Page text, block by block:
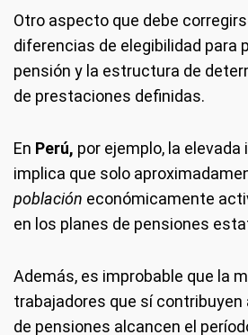
Otro aspecto que debe
diferencias de elegibilidad para
pensión y la estructura de
de prestaciones definidas.
En Perú, por ejemplo, la elevada
implica que solo
población económicamente
en los planes de pensiones
Además, es improbable que la
trabajadores que sí contribuyen
de pensiones alcancen el